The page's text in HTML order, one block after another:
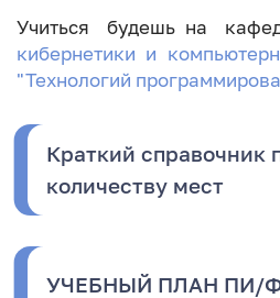
Учиться будешь на
кибернетики и
"Технологий
Краткий справочник
количеству мест
УЧЕБНЫЙ ПЛАН ПИ/